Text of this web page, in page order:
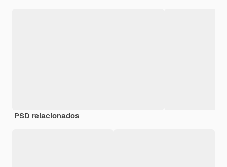
PSD relacionados